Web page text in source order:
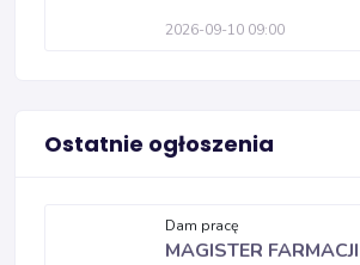
2026-09-10 09:00
Ostatnie ogłoszenia
Dam pracę
MAGISTER